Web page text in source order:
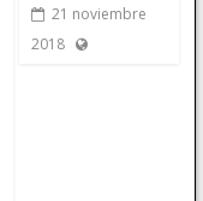
21 noviembre
2018